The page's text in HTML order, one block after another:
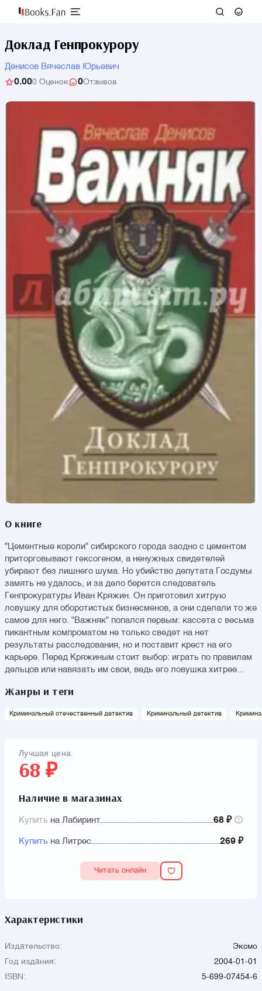
Доклад Генпрокурору
Денисов Вячеслав Юрьевич
0.000 Оценок 0Отзывов
О книге
"Цементные короли" сибирского города заодно с цементом
приторговывают гексогеном, а ненужных свидетелей
убирают без лишнего шума. Но убийство депутата Госдумы
замять не удалось, и за дело берется следователь
Генпрокуратуры Иван Кряжин. Он приготовил хитрую
ловушку для оборотистых бизнесменов, а они сделали то же
самое для него. "Важняк" попался первым: кассета с весьма
пикантным компроматом не только сведет на нет
результаты расследования, но и поставит крест на его
карьере. Перед Кряжиным стоит выбор: играть по правилам
дельцов или навязать им свои, ведь его ловушка хитрее...
Жанры и теги
Криминальный отечественный детектив Криминальный детектив
Лучшая цена:
68 ₽
Наличие в магазинах
Купить на Лабиринт 68 ₽
Купить на Литрес 269 ₽
Читать онлайн
Характеристики
Издательство:
Эксмо
Год издания:
2004-01-01
ISBN:
5-699-07454-6